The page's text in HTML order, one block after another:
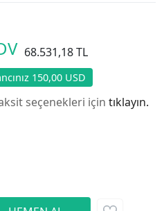
68.531,18 TL
150,00 USD
seçenekleri için tıklayın.